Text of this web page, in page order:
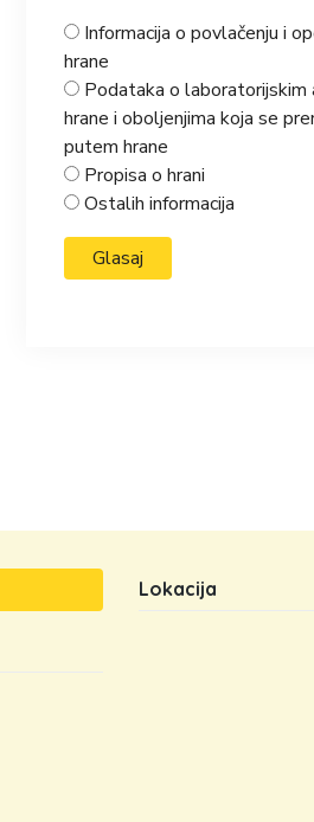
Informacija o povlačenju i
hrane
Podataka o laboratorijskim
hrane i oboljenjima koja se
putem hrane
Propisa o hrani
Ostalih informacija
Lokacija